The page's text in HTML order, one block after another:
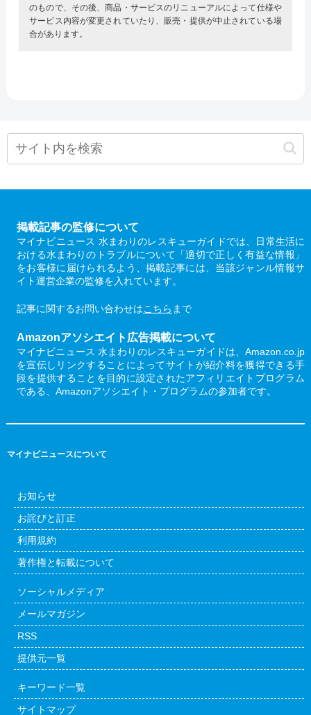
のもので、その後、商品・サービスのリニューアルによって仕様や
サービス内容が変更されていたり、販売・提供が中止されている場
合があります。
掲載記事の監修について
マイナビニュース 水まわりのレスキューガイドでは、日常生活に
おける水まわりのトラブルについて「適切で正しく有益な情報」
をお客様に届けられるよう、掲載記事には、当該ジャンル情報サ
イト運営企業の監修を入れています。
記事に関するお問い合わせはこちら まで
Amazonアソシエイト広告掲載について
マイナビニュース 水まわりのレスキューガイドは、Amazon.co.jp
を宣伝しリンクすることによってサイトが紹介料を獲得できる手
段を提供することを目的に設定されたアフィリエイトプログラム
である、Amazonアソシエイト・プログラムの参加者です。
マイナビニュースについて
お知らせ
お詫びと訂正
利用規約
著作権と転載について
ソーシャルメディア
メールマガジン
RSS
提供元一覧
キーワード一覧
サイトマップ